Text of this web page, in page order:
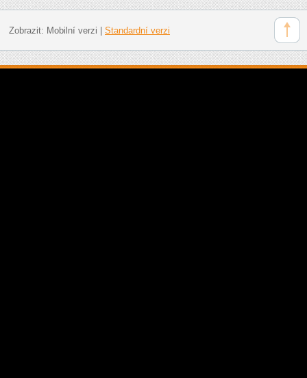
Zobrazit: Mobilní verzi Standardní verzi